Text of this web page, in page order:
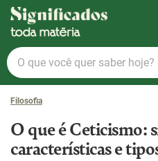
Significados
O
que
você
quer
saber
hoje?
Filosofia
O que é Ceticismo:
características e